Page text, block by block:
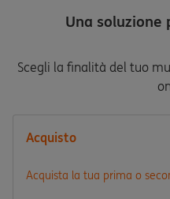
Una soluzione
Scegli la finalità del tuo
Acquisto
Acquista la tua prima o